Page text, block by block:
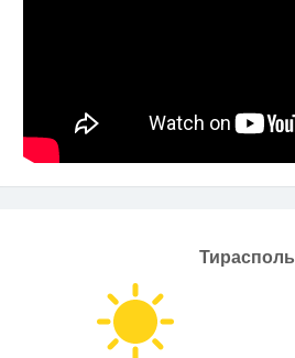
Тирасполь